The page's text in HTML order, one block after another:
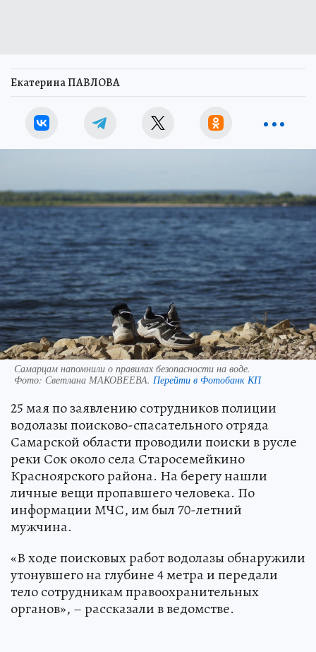
Екатерина ПАВЛОВА
Самарцам напомнили о правилах безопасности на воде.
Фото: Светлана МАКОВЕЕВА. Перейти в Фотобанк КП
25 мая по заявлению сотрудников полиции
водолазы поисково-спасательного отряда
Самарской области проводили поиски в русле
реки Сок около села Старосемейкино
Красноярского района. На берегу нашли
личные вещи пропавшего человека. По
информации МЧС, им был 70-летний
мужчина.
«В ходе поисковых работ водолазы обнаружили
утонувшего на глубине 4 метра и передали
тело сотрудникам правоохранительных
органов», – рассказали в ведомстве.